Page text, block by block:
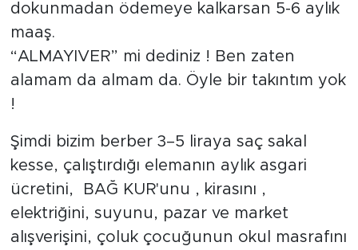
dokunmadan ödemeye kalkarsan 5-6 aylık
maaş.
“ALMAYIVER” mi dediniz ! Ben zaten
alamam da almam da. Öyle bir takıntım yok
!
Şimdi bizim berber 3–5 liraya saç sakal
kesse, çalıştırdığı elemanın aylık asgari
ücretini, BAĞ KUR'unu , kirasını ,
elektriğini, suyunu, pazar ve market
alışverişini, çoluk çocuğunun okul masrafını